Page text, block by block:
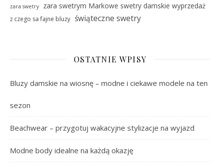
zara swetry zara swetrym Markowe swetry damskie wyprzedaż
z czego sa fajne bluzy świąteczne swetry
OSTATNIE WPISY
Bluzy damskie na wiosnę – modne i ciekawe modele na ten
sezon
Beachwear – przygotuj wakacyjne stylizacje na wyjazd
Modne body idealne na każdą okazję